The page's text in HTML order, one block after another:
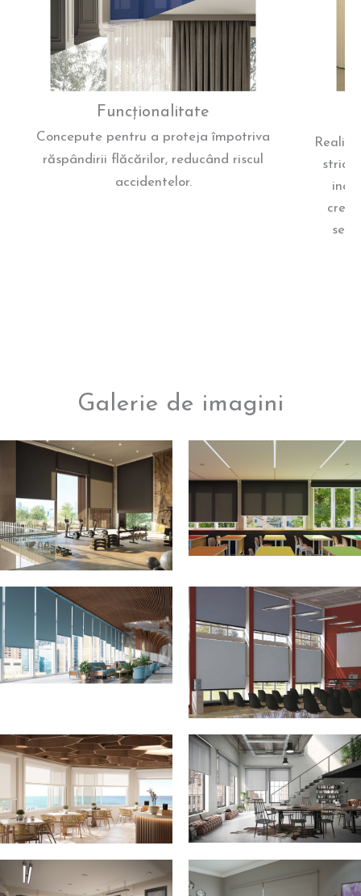
Funcționalitate
Concepute pentru a proteja împotriva
răspândirii flăcărilor, reducând riscul
accidentelor.
Galerie de imagini